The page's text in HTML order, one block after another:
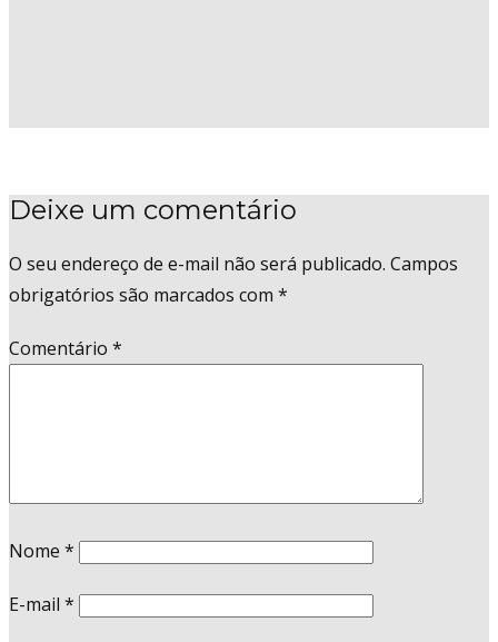
Deixe um comentário
O seu endereço de e-mail não será publicado. Campos
obrigatórios são marcados com *
Comentário *
Nome *
E-mail *